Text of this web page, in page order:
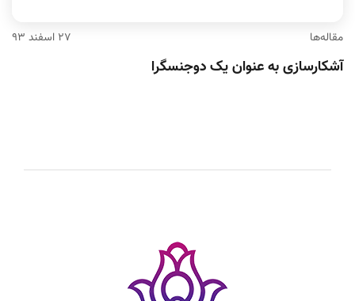
مقاله‌ها ۲۷ اسفند ۹۳
آشکارسازی به عنوان یک دوجنسگرا